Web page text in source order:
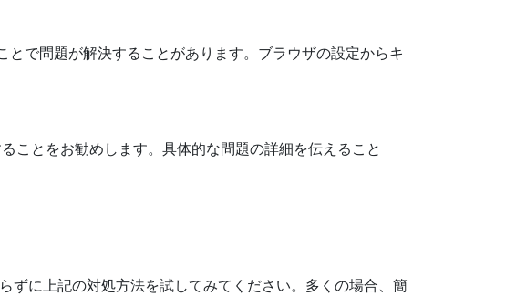
で問題が解決することがあります。ブラウザの設定からキ
ことをお勧めします。具体的な問題の詳細を伝えること
に上記の対処方法を試してみてください。多くの場合、簡